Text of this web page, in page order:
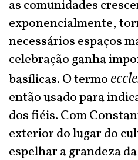
as comunidades
exponencialmente,
necessários espaços
celebração ganha
basílicas. O termo
então usado para
dos fiéis. Com
exterior do lugar do
espelhar a grandeza